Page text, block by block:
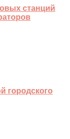
станций
городского